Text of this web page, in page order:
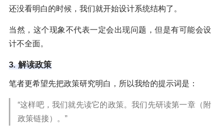
还没看明白的时候，我们就开始设计系统结构了。
当然，这个现象不代表一定会出现问题，但是有可能会设
计不全面。
3. 解读政策
笔者更希望先把政策研究明白，所以我给的提示词是：
“这样吧，我们就先读它的政策。我们先研读第一章（附
政策链接）。”